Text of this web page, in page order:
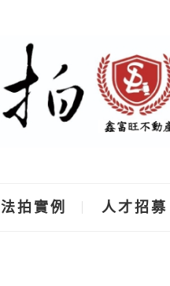
法拍實例 人才招募